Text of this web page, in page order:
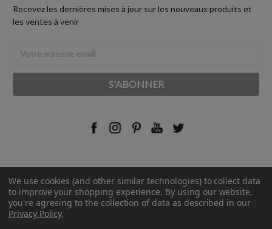
Recevez les dernières mises à jour sur les nouveaux produits et
les ventes à venir
Email
© 2026 Rust-Oleum France.
We use cookies (and other similar technologies) to collect data
to improve your shopping experience. By using our website,
you're agreeing to the collection of data as described in our
Privacy Policy.